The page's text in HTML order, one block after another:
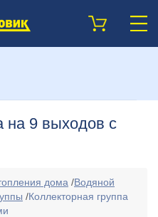
на 9 выходов с
дома /Водяной
/Коллекторная группа